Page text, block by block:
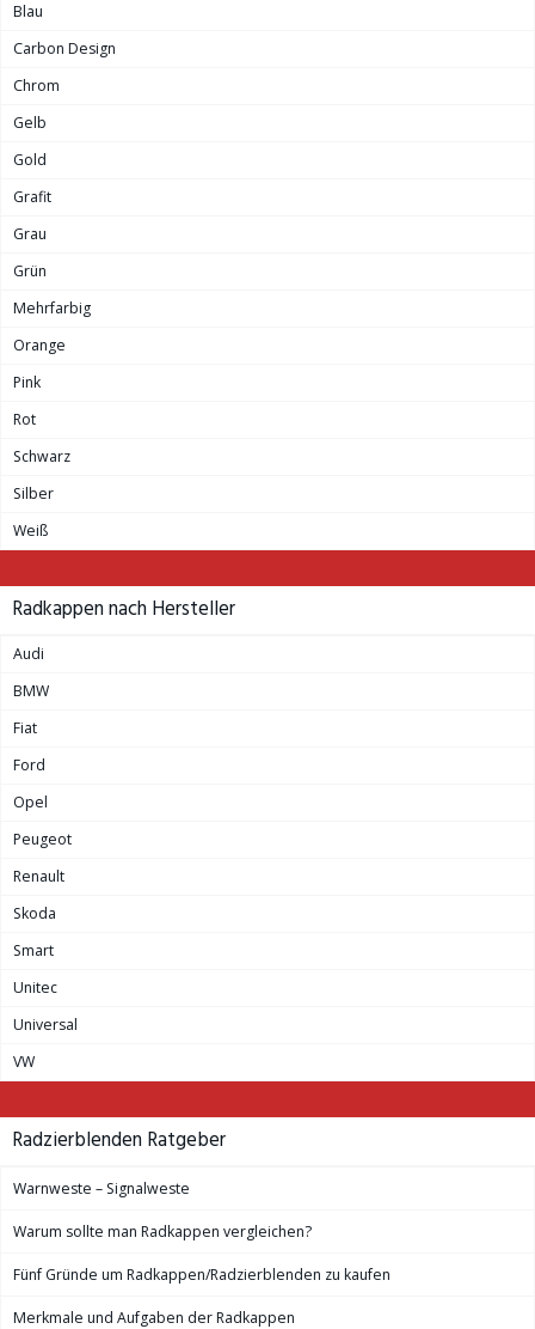
Blau
Carbon Design
Chrom
Gelb
Gold
Grafit
Grau
Grün
Mehrfarbig
Orange
Pink
Rot
Schwarz
Silber
Weiß
Radkappen nach Hersteller
Audi
BMW
Fiat
Ford
Opel
Peugeot
Renault
Skoda
Smart
Unitec
Universal
VW
Radzierblenden Ratgeber
Warnweste – Signalweste
Warum sollte man Radkappen vergleichen?
Fünf Gründe um Radkappen/Radzierblenden zu kaufen
Merkmale und Aufgaben der Radkappen